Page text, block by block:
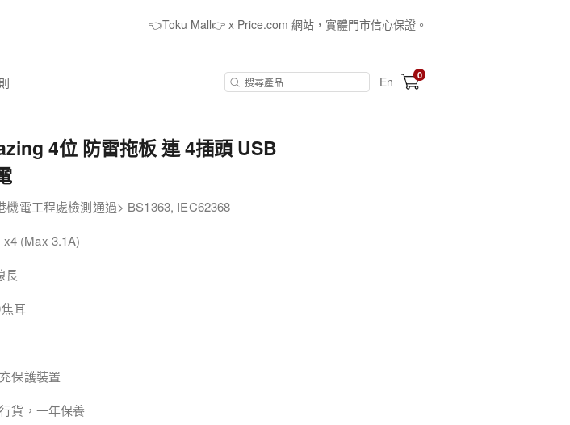
👈Toku Mall👉 x Price.com 網站，實體門市信心保證。
En 0
4位 防雷拖板 連 4插頭 USB
機電工程處檢測通過> BS1363, IEC62368
x4 (Max 3.1A)
長
耳
保護裝置
貨，一年保養